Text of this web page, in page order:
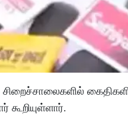
சிறைச்சாலைகளில்
கூறியுள்ளார்.